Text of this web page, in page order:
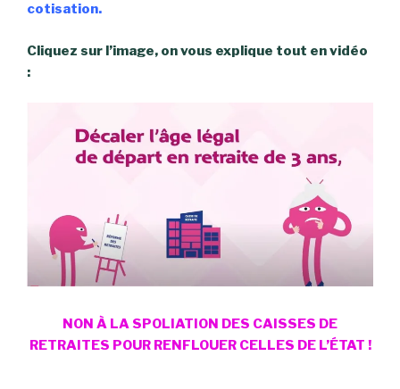
cotisation.
Cliquez sur l’image, on vous explique tout en vidéo
:
NON À LA SPOLIATION DES CAISSES DE
RETRAITES POUR RENFLOUER CELLES DE L’ÉTAT !